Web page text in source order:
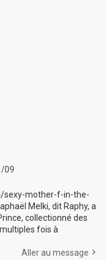
09
sexy-mother-f-in-the-
Melki, dit Raphy, a
collectionné des
fois à
Aller au message